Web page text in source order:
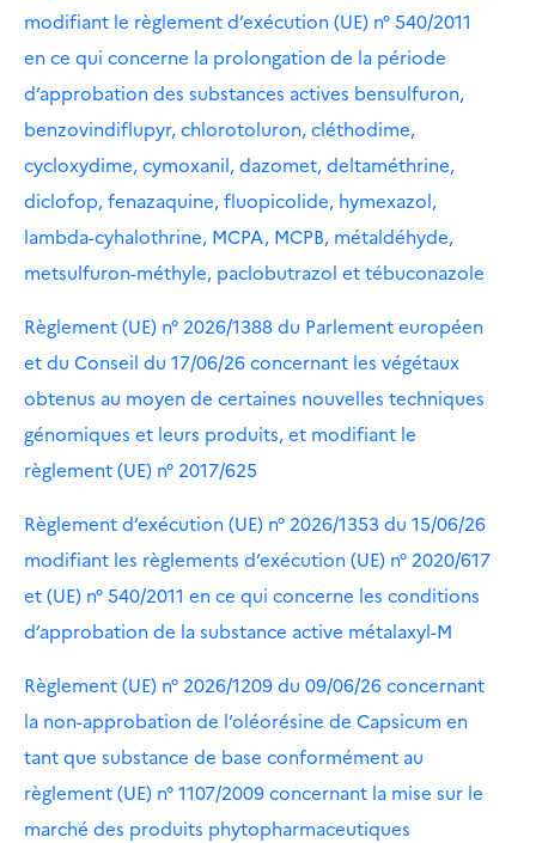
modifiant le règlement d’exécution (UE) n° 540/2011
en ce qui concerne la prolongation de la période
d’approbation des substances actives bensulfuron,
benzovindiflupyr, chlorotoluron, cléthodime,
cycloxydime, cymoxanil, dazomet, deltaméthrine,
diclofop, fenazaquine, fluopicolide, hymexazol,
lambda-cyhalothrine, MCPA, MCPB, métaldéhyde,
metsulfuron-méthyle, paclobutrazol et tébuconazole
Règlement (UE) n° 2026/1388 du Parlement européen
et du Conseil du 17/06/26 concernant les végétaux
obtenus au moyen de certaines nouvelles techniques
génomiques et leurs produits, et modifiant le
règlement (UE) n° 2017/625
Règlement d’exécution (UE) n° 2026/1353 du 15/06/26
modifiant les règlements d’exécution (UE) n° 2020/617
et (UE) n° 540/2011 en ce qui concerne les conditions
d’approbation de la substance active métalaxyl-M
Règlement (UE) n° 2026/1209 du 09/06/26 concernant
la non-approbation de l’oléorésine de Capsicum en
tant que substance de base conformément au
règlement (UE) n° 1107/2009 concernant la mise sur le
marché des produits phytopharmaceutiques